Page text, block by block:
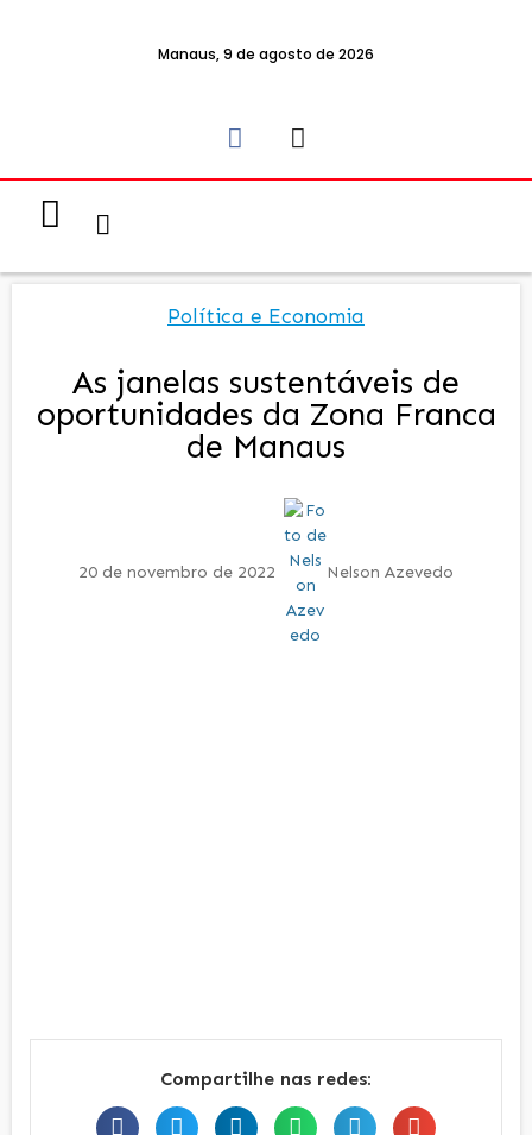
Manaus, 9 de agosto de 2026
Política e Economia
As janelas sustentáveis de
oportunidades da Zona Franca
de Manaus
20 de novembro de 2022 Nelson Azevedo
Compartilhe nas redes: